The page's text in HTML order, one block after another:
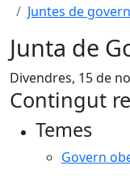
Juntes de govern
Junta de
Divendres, 15 de
Contingut
Temes
Govern